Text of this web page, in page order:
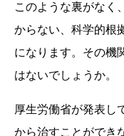
このような裏がなく
からない、科学的根
になります。その機
はないでしょうか。
厚生労働省が発表し
から治すことができ